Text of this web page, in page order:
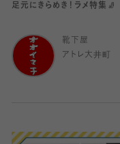
足元にきらめき！ラメ特集🧦
靴下屋
アトレ大井町